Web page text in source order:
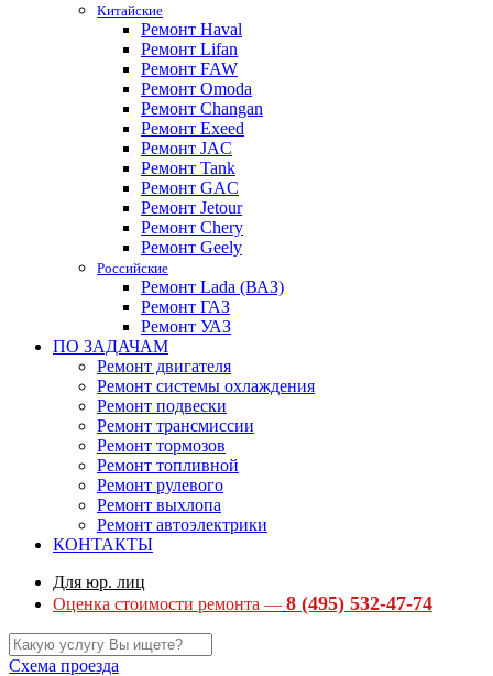
Китайские
Ремонт Haval
Ремонт Lifan
Ремонт FAW
Ремонт Omoda
Ремонт Changan
Ремонт Exeed
Ремонт JAC
Ремонт Tank
Ремонт GAC
Ремонт Jetour
Ремонт Chery
Ремонт Geely
Российские
Ремонт Lada (ВАЗ)
Ремонт ГАЗ
Ремонт УАЗ
ПО ЗАДАЧАМ
Ремонт двигателя
Ремонт системы охлаждения
Ремонт подвески
Ремонт трансмиссии
Ремонт тормозов
Ремонт топливной
Ремонт рулевого
Ремонт выхлопа
Ремонт автоэлектрики
КОНТАКТЫ
Для юр. лиц
Оценка стоимости ремонта — 8 (495) 532-47-74
Схема проезда